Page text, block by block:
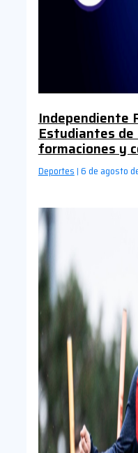
Independiente
Estudiantes de
formaciones y
Deportes | 6 de agosto